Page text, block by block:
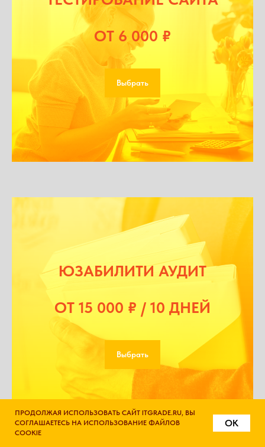
Напишите нам в Telegram
Написать
ОТ 6 000 ₽
Выбрать
ЮЗАБИЛИТИ АУДИТ
ОТ 15 000 ₽ / 10 ДНЕЙ
Выбрать
ПРОДОЛЖАЯ ИСПОЛЬЗОВАТЬ САЙТ ITGRADE.RU, ВЫ
СОГЛАШАЕТЕСЬ НА ИСПОЛЬЗОВАНИЕ ФАЙЛОВ
COOKIE
OK